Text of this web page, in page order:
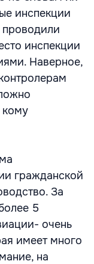
инспекции
инспекции
Наверное,
кому
гражданской
За
5
очень
имеет много
на